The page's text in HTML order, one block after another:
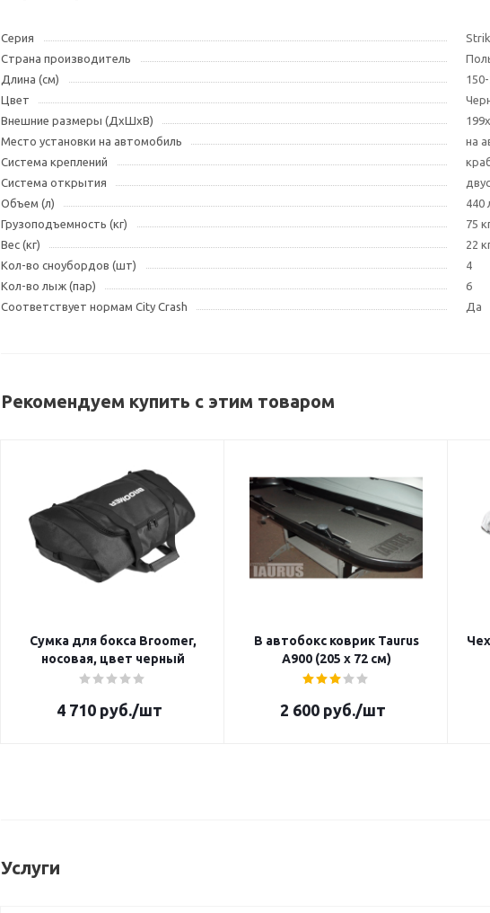
Серия
Страна производитель
Длина (см)
Цвет
Внешние размеры (ДxШxВ)
Место установки на автомобиль
на
Система креплений
Система открытия
Объем (л)
440
Грузоподъемность (кг)
75
Вес (кг)
22
Кол-во сноубордов (шт)
4
Кол-во лыж (пар)
6
Соответствует нормам City Crash
Да
Рекомендуем купить с этим товаром
Сумка для бокса Broomer,
носовая, цвет черный
4 710 руб./шт
В автобокс коврик Taurus
А900 (205 х 72 см)
2 600 руб./шт
Услуги